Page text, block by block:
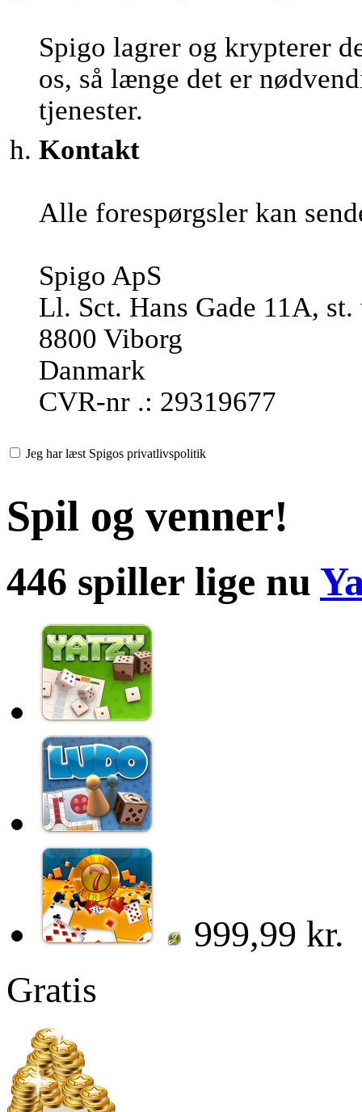
Spigo lagrer og krypterer
os, så længe det er
tjenester.
Kontakt
Alle forespørgsler kan
Spigo ApS
Ll. Sct. Hans Gade 11A, st.
8800 Viborg
Danmark
CVR-nr .: 29319677
Jeg har læst Spigos privatlivspolitik
Spil og venner!
446 spiller lige nu
999,99 kr.
Gratis